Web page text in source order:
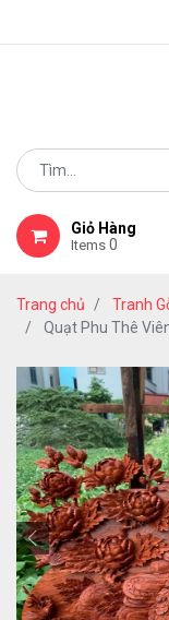
Giỏ Hàng
Items 0
Trang chủ
Tranh
Quạt Phu Thê